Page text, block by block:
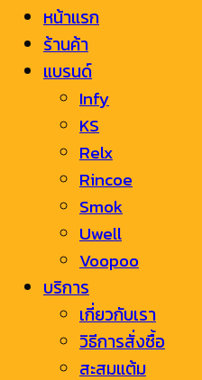
หน้าแรก
ร้านค้า
แบรนด์
Infy
KS
Relx
Rincoe
Smok
Uwell
Voopoo
บริการ
เกี่ยวกับเรา
วิธีการสั่งซื้อ
สะสมแต้ม